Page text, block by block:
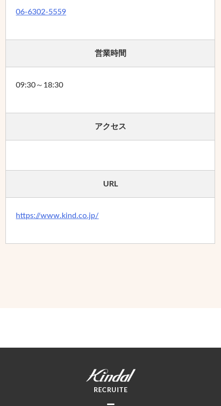
06-6302-5559
営業時間
09:30～18:30
アクセス
URL
https://www.kind.co.jp/
RECRUITE